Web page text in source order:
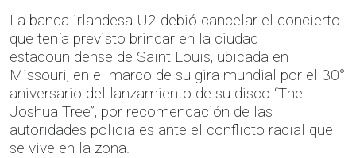
La banda irlandesa U2 debió cancelar el concierto
que tenía previsto brindar en la ciudad
estadounidense de Saint Louis, ubicada en
Missouri, en el marco de su gira mundial por el 30°
aniversario del lanzamiento de su disco “The
Joshua Tree”, por recomendación de las
autoridades policiales ante el conflicto racial que
se vive en la zona.